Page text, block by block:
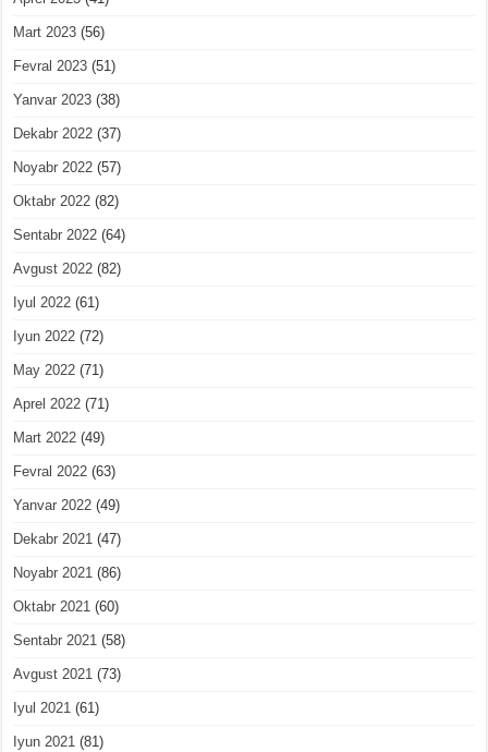
Mart 2023 (56)
Fevral 2023 (51)
Yanvar 2023 (38)
Dekabr 2022 (37)
Noyabr 2022 (57)
Oktabr 2022 (82)
Sentabr 2022 (64)
Avgust 2022 (82)
Iyul 2022 (61)
Iyun 2022 (72)
May 2022 (71)
Aprel 2022 (71)
Mart 2022 (49)
Fevral 2022 (63)
Yanvar 2022 (49)
Dekabr 2021 (47)
Noyabr 2021 (86)
Oktabr 2021 (60)
Sentabr 2021 (58)
Avgust 2021 (73)
Iyul 2021 (61)
Iyun 2021 (81)